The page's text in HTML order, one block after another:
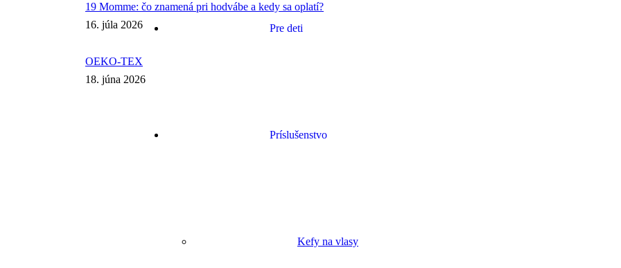
Pre deti
Príslušenstvo
Kefy na vlasy
19 Momme: čo znamená pri hodvábe a kedy sa oplatí?
16. júla 2026
OEKO-TEX
18. júna 2026